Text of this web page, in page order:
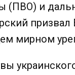
(ПВО) и
призвал
мирном